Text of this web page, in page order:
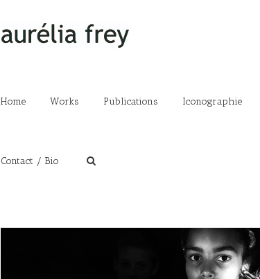
Home Works Publications Iconographie
Contact / Bio